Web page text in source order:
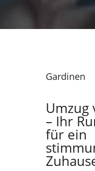
Gardinen
Umzug
– Ihr
für ein